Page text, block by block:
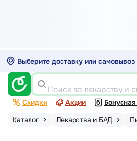
Выберите доставку или самовывоз
Поиск по лекарству и
Скидки Акции
Каталог
Лекарства и БАД